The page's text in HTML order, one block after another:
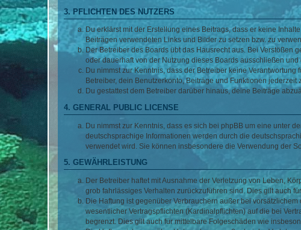
3. PFLICHTEN DES NUTZERS
Du erklärst mit der Erstellung eines Beitrags, dass er keine
Beiträgen verwendeten Links und Bilder zu setzen bzw. zu
Der Betreiber des Boards übt das Hausrecht aus. Bei
oder dauerhaft von der Nutzung dieses Boards ausschließen
Du nimmst zur Kenntnis, dass der Betreiber keine
Betreiber, dein Benutzerkonto, Beiträge und Funktionen jederzeit
Du gestattest dem Betreiber darüber hinaus, deine Beiträge
4. GENERAL PUBLIC LICENSE
Du nimmst zur Kenntnis, dass es sich bei phpBB um eine unter der
deutschsprachige Informationen werden durch die
verwendet wird. Sie können insbesondere die Verwendung der
5. GEWÄHRLEISTUNG
Der Betreiber haftet mit Ausnahme der Verletzung von Leben,
grob fahrlässiges Verhalten zurückzuführen sind. Dies gilt auch
Die Haftung ist gegenüber Verbrauchern außer bei
wesentlicher Vertragspflichten (Kardinalpflichten) auf die bei
begrenzt. Dies gilt auch für mittelbare Folgeschäden wie